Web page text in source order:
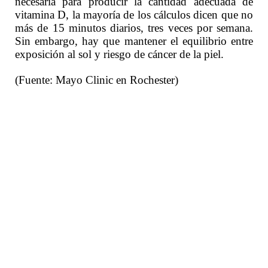
vitamina D, la mayoría de los cálculos dicen que no
más de 15 minutos diarios, tres veces por semana.
Sin embargo, hay que mantener el equilibrio entre
exposición al sol y riesgo de cáncer de la piel.
(Fuente: Mayo Clinic en Rochester)